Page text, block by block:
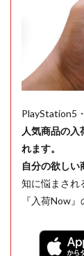
PlayStation5
人気商品の入
れます。
自分の欲しい
知に悩まされ
『入荷Now